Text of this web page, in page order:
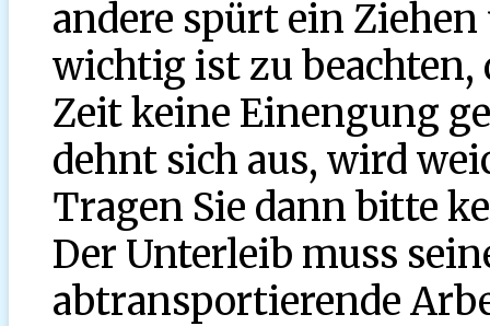
andere spürt ein
wichtig ist zu beachten,
Zeit keine Einengung
dehnt sich aus, wird
Tragen Sie dann bitte
Der Unterleib muss
abtransportierende